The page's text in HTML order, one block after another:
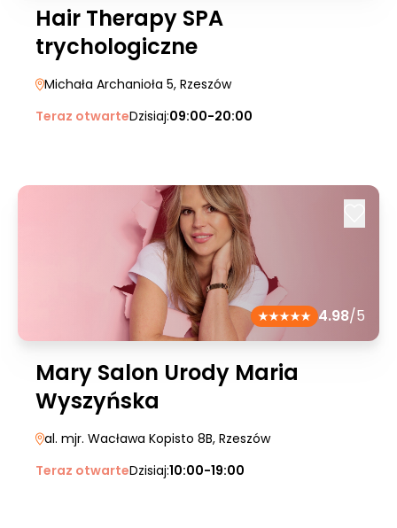
Hair Therapy SPA
trychologiczne
Michała Archanioła 5, Rzeszów
Teraz otwarteDzisiaj:09:00-20:00
4.98/5
Mary Salon Urody Maria
Wyszyńska
al. mjr. Wacława Kopisto 8B, Rzeszów
Teraz otwarteDzisiaj:10:00-19:00